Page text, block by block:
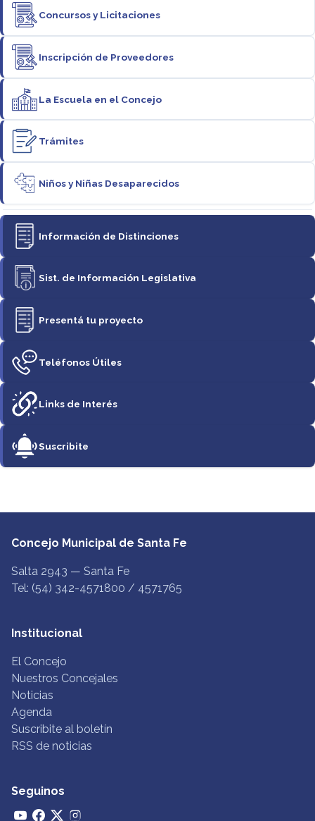
Concursos y Licitaciones
Inscripción de Proveedores
La Escuela en el Concejo
Trámites
Niños y Niñas Desaparecidos
Información de Distinciones
Sist. de Información Legislativa
Presentá tu proyecto
Teléfonos Útiles
Links de Interés
Suscribite
Concejo Municipal de Santa Fe
Salta 2943 — Santa Fe
Tel: (54) 342-4571800 / 4571765
Institucional
El Concejo
Nuestros Concejales
Noticias
Agenda
Suscribite al boletín
RSS de noticias
Seguinos